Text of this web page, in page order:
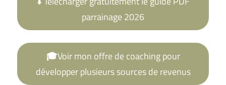
parrainage 2026
🎓Voir mon offre de coaching pour
développer plusieurs sources de revenus